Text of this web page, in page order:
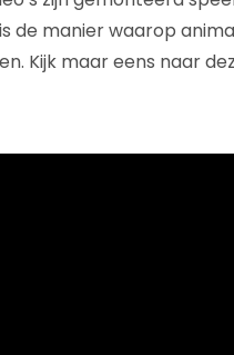
de manier waarop
Kijk maar eens naar